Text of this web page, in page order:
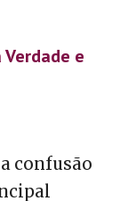
e
confusão